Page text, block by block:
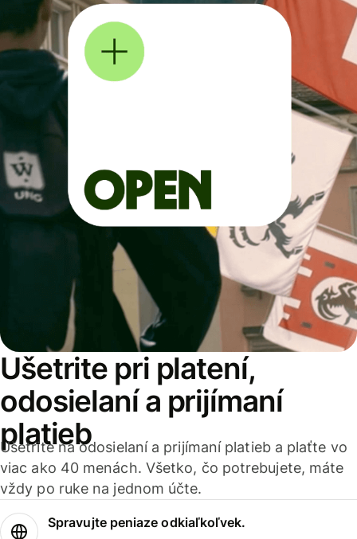
Ušetrite pri platení,
odosielaní a prijímaní
platieb
Ušetrite na odosielaní a prijímaní platieb a plaťte vo
viac ako 40 menách. Všetko, čo potrebujete, máte
vždy po ruke na jednom účte.
Spravujte peniaze odkiaľkoľvek.